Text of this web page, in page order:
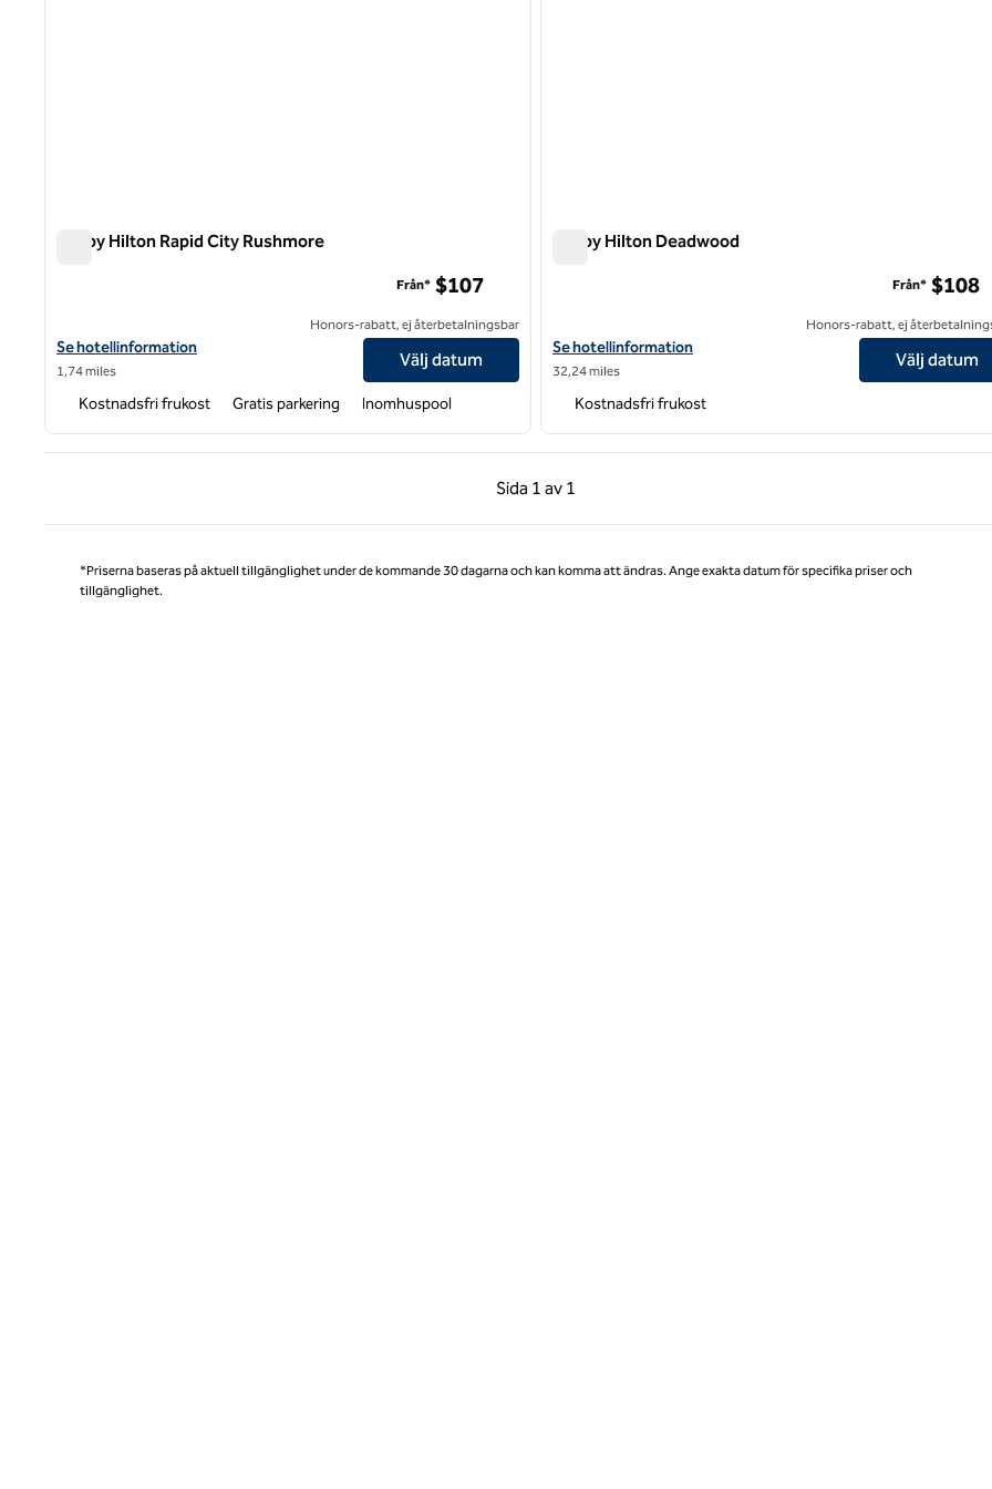
Tru by Hilton Rapid City Rushmore
Visa hotelluppgifter för Tru by Hilton Rapid City Rushmore
Se hotellinformation
1,74 miles
Från* $107
Honors-rabatt, ej återbetalningsbar
Välj datum
Kostnadsfri frukost Gratis parkering Inomhuspool
Tru by Hilton Deadwood
Visa hotelluppgifter för Tru by Hilton Deadwood
Se hotellinformation
32,24 miles
Från* $108
Honors-rabatt, ej
Välj datum
Kostnadsfri frukost
Sida 1 av 1
Föregående sida, 1 av 1
Sida 1 av 1
*Priserna baseras på aktuell tillgänglighet under de kommande 30 dagarna och kan komma att ändras. Ange exakta datum för specifika priser och
tillgänglighet.